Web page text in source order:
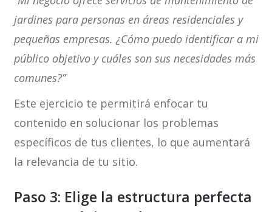
jardines para personas en áreas residenciales y
pequeñas empresas. ¿Cómo puedo identificar a mi
público objetivo y cuáles son sus necesidades más
comunes?”
Este ejercicio te permitirá enfocar tu
contenido en solucionar los problemas
específicos de tus clientes, lo que aumentará
la relevancia de tu sitio.
Paso 3: Elige la estructura perfecta